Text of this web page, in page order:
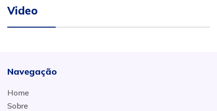
Video
Navegação
Home
Sobre